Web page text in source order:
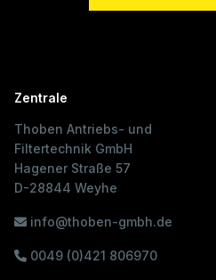
Zentrale
Thoben Antriebs- und
Filtertechnik GmbH
Hagener Straße 57
D-28844 Weyhe
info@thoben-gmbh.de
0049 (0)421 806970